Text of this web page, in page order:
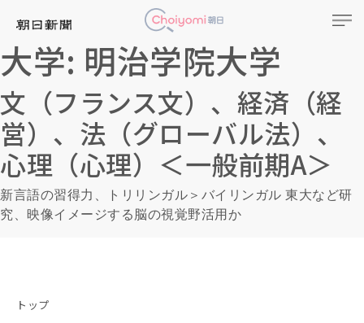
大学: 明治学院大学
文（フランス文）、経済（経
営）、法（グローバル法）、
心理（心理）＜一般前期A＞
新言語の習得力、トリリンガル＞バイリンガル 東大など研
究、映像イメージする脳の視覚野活用か
トップ